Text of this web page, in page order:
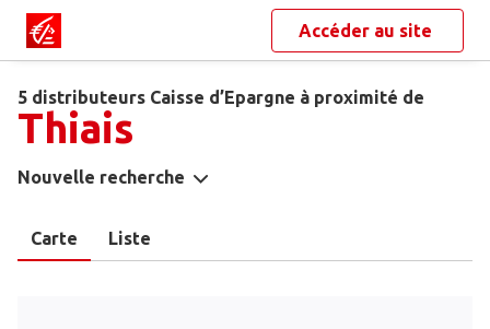
Accéder au site
5 distributeurs Caisse d’Epargne à proximité de
Thiais
Nouvelle recherche
Carte Liste